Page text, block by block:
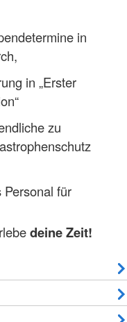
in
in „Erster
zu
für
deine Zeit!